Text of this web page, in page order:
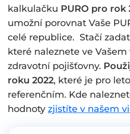
kalkulačku PURO pro rok
umožní porovnat Vaše
celé republice. Stačí
které naleznete ve
zdravotní pojišťovny.
roku 2022, které je pro
referenčním. Kde
hodnoty zjistíte v našem